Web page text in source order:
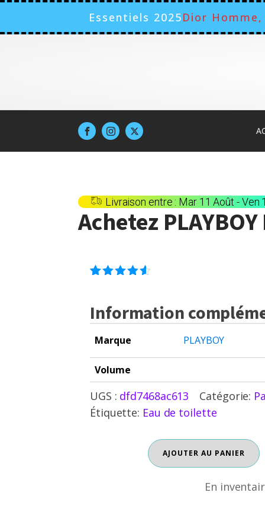
Essentiels 2025Dior
Livraison entre : Mar 11 Août - Ven
Achetez
basé
sur
client
Information
Marque PLAYBOY
Volume
UGS : dfd7468ac613 Catégorie:
Étiquette: Eau de toilette
quantité
de
AJOUTER AU PANIER
En